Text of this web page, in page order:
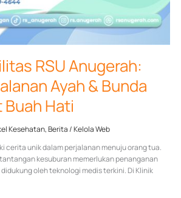
RSU Anugerah:
Ayah & Bunda
Hati
Kesehatan,Berita/Kelola Web
cerita unik dalam perjalanan menuju orang tua.
kesuburan memerlukan penanganan
oleh teknologi medis terkini. Di Klinik